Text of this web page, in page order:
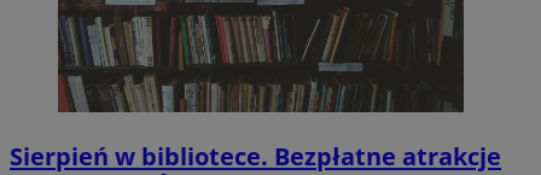
Sierpień w bibliotece. Bezpłatne atrakcje